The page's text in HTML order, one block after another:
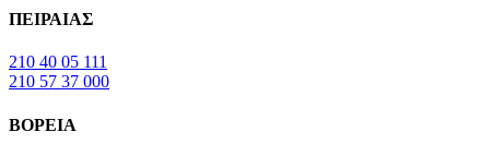
ΠΕΙΡΑΙΑΣ
210 40 05 111
210 57 37 000
ΒΟΡΕΙΑ